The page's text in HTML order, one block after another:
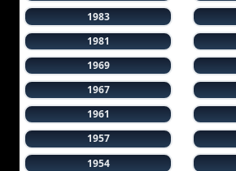
1983
1981
1969
1967
1961
1957
1954